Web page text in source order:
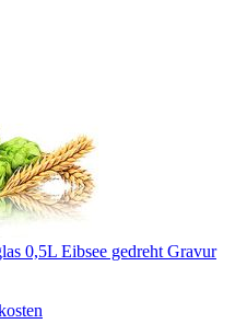
0,5L Eibsee gedreht Gravur